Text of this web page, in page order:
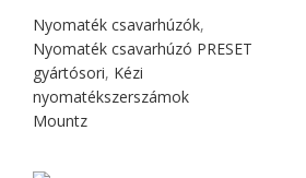
Nyomaték csavarhúzók,
Nyomaték csavarhúzó PRESET
gyártósori, Kézi
nyomatékszerszámok
Mountz